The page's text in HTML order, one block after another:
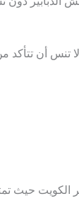
تنس أن تتأكد
الكويت حيث